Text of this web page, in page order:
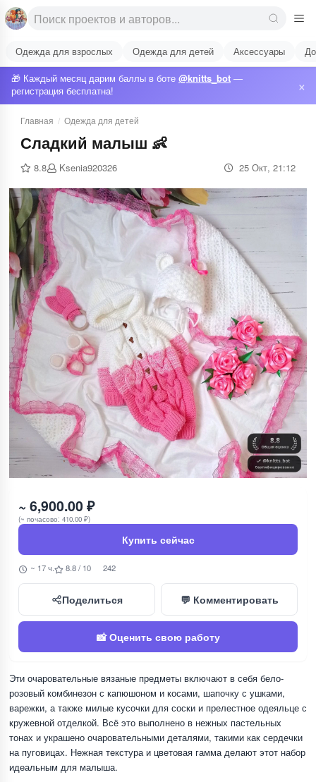
Одежда для взрослых Одежда для детей Аксессуары
🎁 Каждый месяц дарим баллы в боте @knitts_bot —
регистрация бесплатна!
×
Главная / Одежда для детей
Сладкий малыш 👶
8.8 Ksenia920326 25 Окт, 21:12
~ 6,900.00 ₽
(~ почасово: 410.00 ₽)
Купить сейчас
~ 17 ч. 8.8 / 10 242
Поделиться 💬 Комментировать
📸 Оценить свою работу
Эти очаровательные вязаные предметы включают в себя бело-
розовый комбинезон с капюшоном и косами, шапочку с ушками,
варежки, а также милые кусочки для соски и прелестное одеяльце с
кружевной отделкой. Всё это выполнено в нежных пастельных
тонах и украшено очаровательными деталями, такими как сердечки
на пуговицах. Нежная текстура и цветовая гамма делают этот набор
идеальным для малыша.